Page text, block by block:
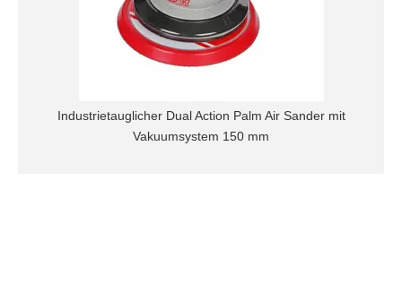
Industrietauglicher Dual Action Palm Air Sander mit
Vakuumsystem 150 mm